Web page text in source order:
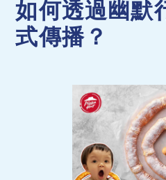
如何透過幽默
式傳播？